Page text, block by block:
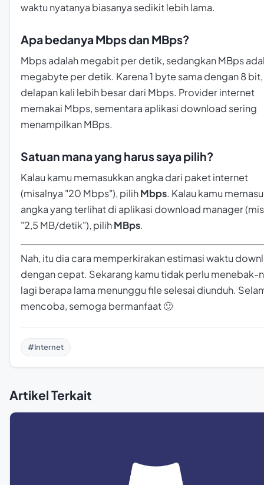
waktu nyatanya biasanya sedikit lebih lama.
Apa bedanya Mbps dan MBps?
Mbps adalah megabit per detik, sedangkan MBps
megabyte per detik. Karena 1 byte sama dengan 8
delapan kali lebih besar dari Mbps. Provider internet
memakai Mbps, sementara aplikasi download sering
menampilkan MBps.
Satuan mana yang harus saya pilih?
Kalau kamu memasukkan angka dari paket internet
(misalnya "20 Mbps"), pilihMbps. Kalau kamu
angka yang terlihat di aplikasi download manager
"2,5 MB/detik"), pilihMBps.
Nah, itu dia cara memperkirakan estimasi waktu
dengan cepat. Sekarang kamu tidak perlu menebak-
lagi berapa lama menunggu file selesai diunduh.
mencoba, semoga bermanfaat 🙂
#Internet
Artikel Terkait